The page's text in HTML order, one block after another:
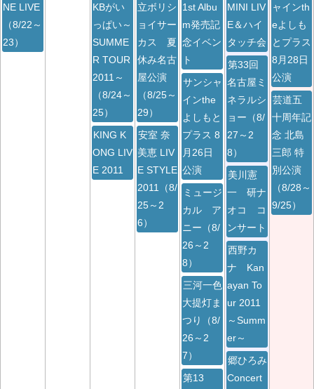
ャインth
eよしも
とプラス
8月28日
公演
芸道五
十周年記
念 北島
三郎 特
別公演
（8/28～
9/25）
第33回
名古屋ミ
ネラルシ
ョー（8/
27～2
8）
美川憲
一 研ナ
オコ コ
ンサート
郷ひろみ
Concert
西野カ
ナ Kan
ayan To
ur 2011
～Summ
er～
MINI LIV
E＆ハイ
タッチ会
ミュージ
カル ア
ニー（8/
26～2
8）
サンシャ
インthe
よしもと
プラス 8
月26日
公演
第13
三河一色
大提灯ま
つり（8/
26～2
7）
1st Albu
m発売記
念イベン
ト
安室 奈
美恵 LIV
E STYLE
2011（8/
25～2
6）
立ボリシ
ョイサー
カス 夏
休み名古
屋公演
（8/25～
29）
KING K
ONG LIV
E 2011
KBがい
っぱい～
SUMME
R TOUR
2011～
（8/24～
25）
NE LIVE
（8/22～
23）